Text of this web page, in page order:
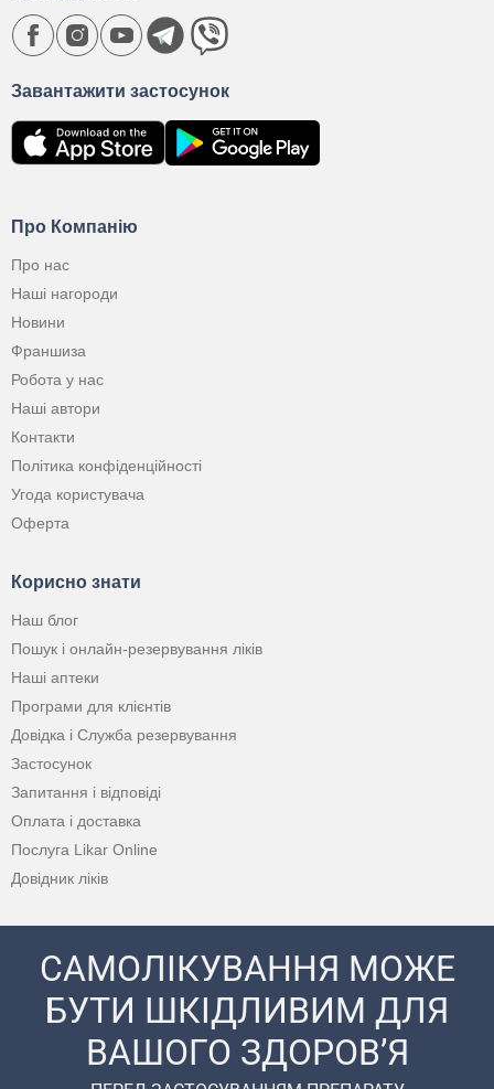
Про Компанію
Про нас
Наші нагороди
Новини
Франшиза
Робота у нас
Наші автори
Контакти
Політика конфіденційності
Угода користувача
Оферта
Корисно знати
Наш блог
Пошук і онлайн-резервування ліків
Наші аптеки
Програми для клієнтів
Довідка і Служба резервування
Застосунок
Запитання і відповіді
Оплата і доставка
Послуга Likar Online
Довідник ліків
Завантажити застосунок
САМОЛІКУВАННЯ МОЖЕ
БУТИ ШКІДЛИВИМ ДЛЯ
ВАШОГО ЗДОРОВ’Я